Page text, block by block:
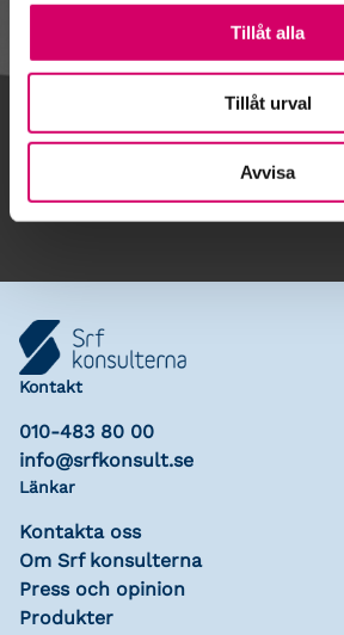
Tillåt alla
Tillåt urval
Avvisa
Gå till kalendariet
Lägg till i kalender
Kontakt
010-483 80 00
info@srfkonsult.se
Länkar
Kontakta oss
Om Srf konsulterna
Press och opinion
Produkter